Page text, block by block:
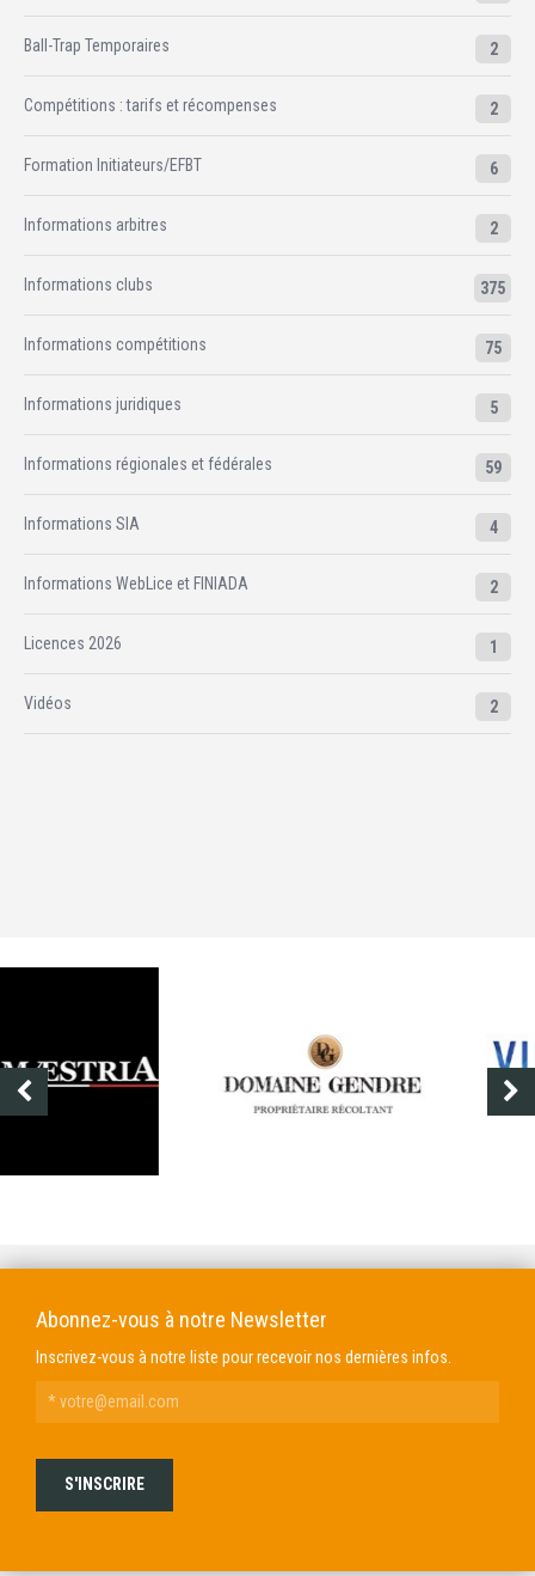
Ball-Trap Temporaires 2
Compétitions : tarifs et récompenses 2
Formation Initiateurs/EFBT 6
Informations arbitres 2
Informations clubs 375
Informations compétitions 75
Informations juridiques 5
Informations régionales et fédérales 59
Informations SIA 4
Informations WebLice et FINIADA 2
Licences 2026 1
Vidéos 2
Abonnez-vous à notre Newsletter
Inscrivez-vous à notre liste pour recevoir nos dernières infos.